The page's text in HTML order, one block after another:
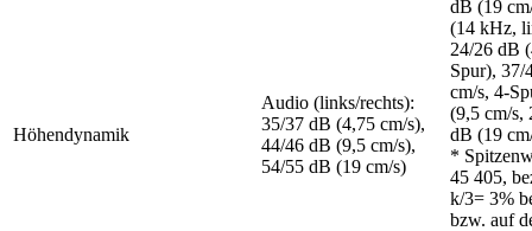
Höhendynamik
Audio (links/rechts):
35/37 dB (4,75 cm/s),
44/46 dB (9,5 cm/s),
54/55 dB (19 cm/s)
dB (19
(14 kHz,
24/26 dB
Spur), 37/
cm/s, 4-
(9,5 cm/s,
dB (19
*
45 405,
k/3= 3%
bzw. auf